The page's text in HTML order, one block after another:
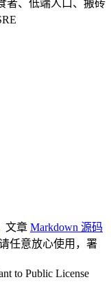
者、低端人口、搬砖
文章 Markdown 源码
任意放心使用，署
to Public License